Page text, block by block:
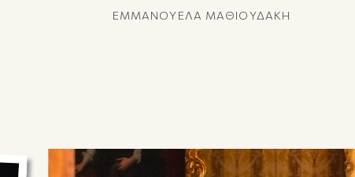
ΕΜΜΑΝΟΥΕΛΑ ΜΑΘΙΟΥΔΑΚΗ